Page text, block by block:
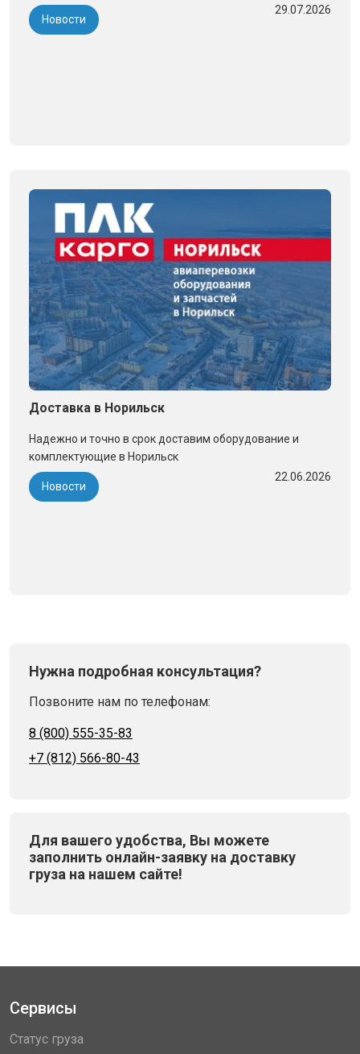
Новости
29.07.2026
Доставка в Норильск
Надежно и точно в срок доставим оборудование и
комплектующие в Норильск
Новости
22.06.2026
Нужна подробная консультация?
Позвоните нам по телефонам:
8 (800) 555-35-83
+7 (812) 566-80-43
Для вашего удобства, Вы можете
заполнить онлайн-заявку на доставку
груза на нашем сайте!
Сервисы
Статус груза